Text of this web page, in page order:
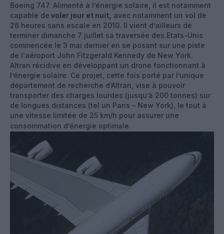
Boeing 747. Alimenté à l’énergie solaire, il est notamment
capable de voler jour et nuit, avec notamment un vol de
26 heures sans escale en 2010. Il vient d’ailleurs de
terminer dimanche 7 juillet sa traversée des Etats-Unis
commencée le 3 mai dernier en se posant sur une piste
de l'aéroport John Fitzgerald Kennedy de New York.
Altran récidive en développant un drone fonctionnant à
l’énergie solaire. Ce projet, cette fois porté par l’unique
département de recherche d’Altran, vise à pouvoir
transporter des charges lourdes (jusqu’à 200 tonnes) sur
de longues distances (tel un Paris – New York), le tout à
une vitesse limitée de 25 km/h pour assurer une
consommation d’énergie optimale.